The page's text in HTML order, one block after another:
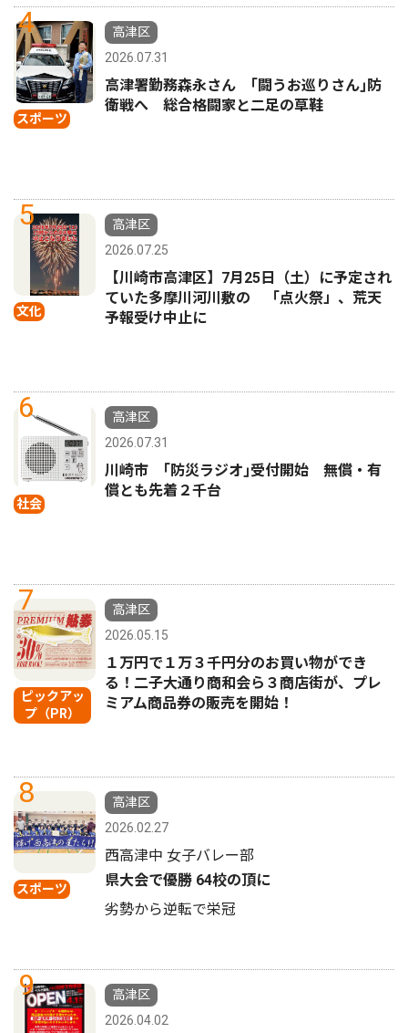
4
スポーツ
高津区
2026.07.31
高津署勤務森永さん ｢闘うお巡りさん｣防
衛戦へ 総合格闘家と二足の草鞋
5
文化
高津区
2026.07.25
【川崎市高津区】7月25日（土）に予定され
ていた多摩川河川敷の 「点火祭」、荒天
予報受け中止に
6
社会
高津区
2026.07.31
川崎市 ｢防災ラジオ｣受付開始 無償・有
償とも先着２千台
7
ピックアッ
プ（PR）
高津区
2026.05.15
１万円で１万３千円分のお買い物ができ
る！二子大通り商和会ら３商店街が、プレ
ミアム商品券の販売を開始！
8
スポーツ
高津区
2026.02.27
西高津中 女子バレー部
県大会で優勝 64校の頂に
劣勢から逆転で栄冠
9
高津区
2026.04.02